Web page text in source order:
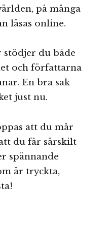
på många
läsas online.
stödjer du både
och författarna
En bra sak
just nu.
att du mår
du får särskilt
spännande
är tryckta,